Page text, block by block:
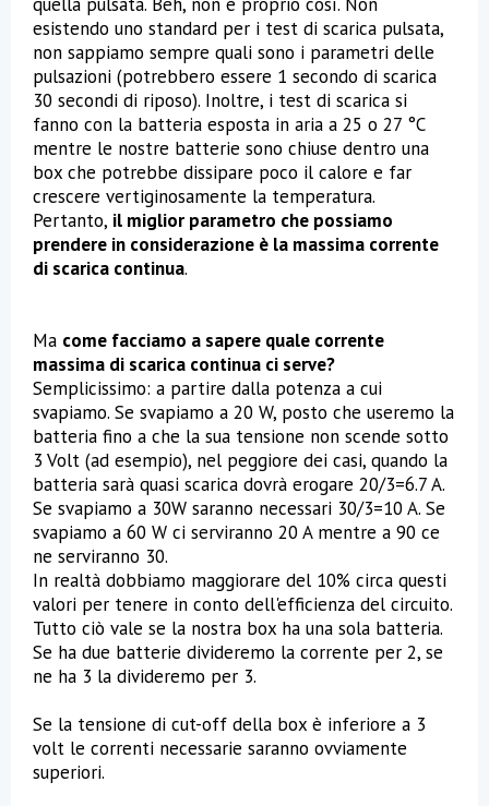
esistendo uno standard per i test di scarica pulsata,
non sappiamo sempre quali sono i parametri delle
pulsazioni (potrebbero essere 1 secondo di scarica
30 secondi di riposo). Inoltre, i test di scarica si
fanno con la batteria esposta in aria a 25 o 27 °C
mentre le nostre batterie sono chiuse dentro una
box che potrebbe dissipare poco il calore e far
crescere vertiginosamente la temperatura.
Pertanto, il miglior parametro che possiamo
prendere in considerazione è la massima corrente
di scarica continua.
Ma come facciamo a sapere quale corrente
massima di scarica continua ci serve?
Semplicissimo: a partire dalla potenza a cui
svapiamo. Se svapiamo a 20 W, posto che useremo la
batteria fino a che la sua tensione non scende sotto
3 Volt (ad esempio), nel peggiore dei casi, quando la
batteria sarà quasi scarica dovrà erogare 20/3=6.7 A.
Se svapiamo a 30W saranno necessari 30/3=10 A. Se
svapiamo a 60 W ci serviranno 20 A mentre a 90 ce
ne serviranno 30.
In realtà dobbiamo maggiorare del 10% circa questi
valori per tenere in conto dell'efficienza del circuito.
Tutto ciò vale se la nostra box ha una sola batteria.
Se ha due batterie divideremo la corrente per 2, se
ne ha 3 la divideremo per 3.
Se la tensione di cut-off della box è inferiore a 3
volt le correnti necessarie saranno ovviamente
superiori.